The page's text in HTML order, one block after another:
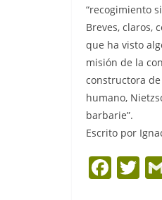
“recogimiento
Breves, claros,
que ha visto
misión de la
constructora
humano,
barbarie”.
Escrito por
F T